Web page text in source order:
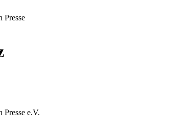
Presse
Presse e.V.